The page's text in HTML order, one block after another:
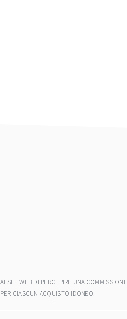
SITI WEB DI PERCEPIRE UNA COMMISSIONE
CIASCUN ACQUISTO IDONEO.